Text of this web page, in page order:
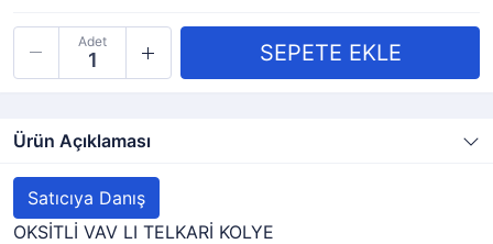
Adet
Ürün Açıklaması
Satıcıya Danış
OKSİTLİ VAV LI TELKARİ KOLYE